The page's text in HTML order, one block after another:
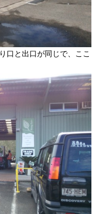
口と出口が同じで、ここ